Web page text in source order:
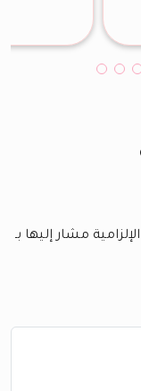
مشار إليها بـ